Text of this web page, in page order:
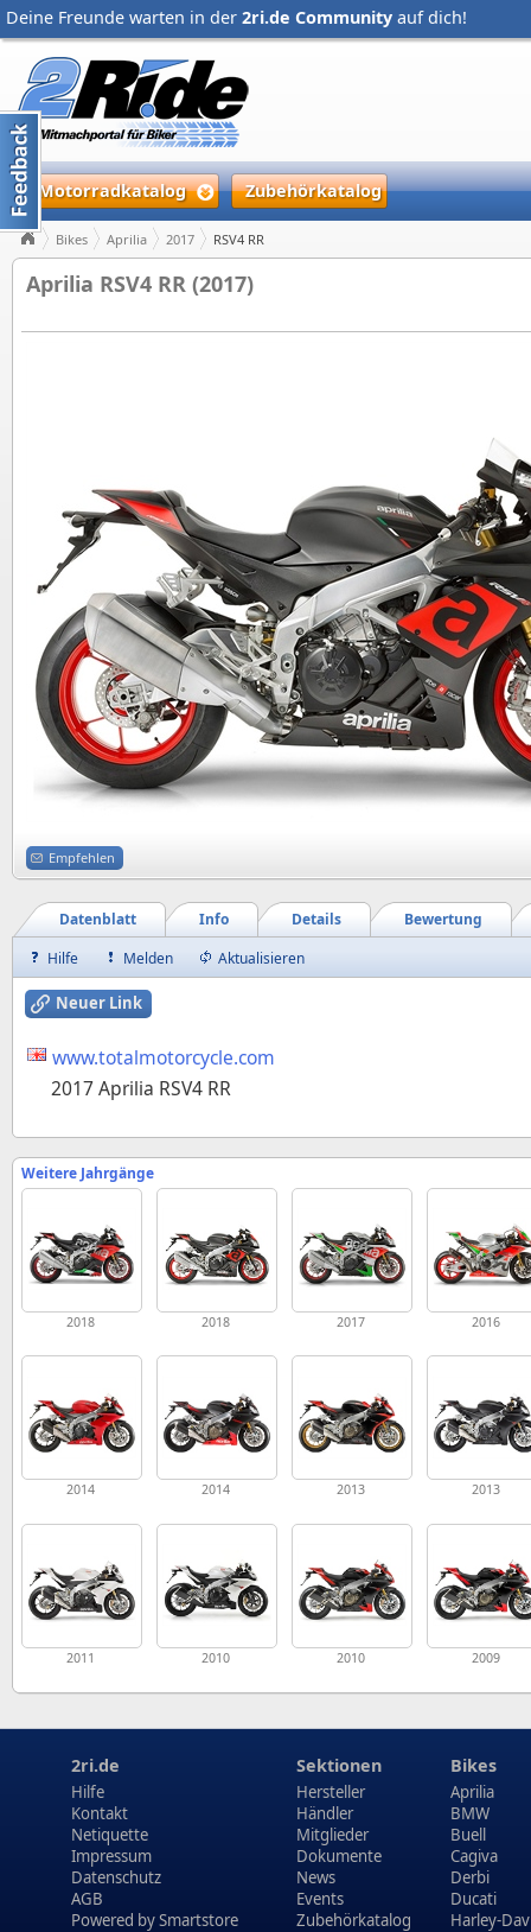
Deine Freunde warten in der 2ri.de Community auf dich!
Motorradkatalog Zubehörkatalog
Bikes Aprilia 2017 RSV4 RR
Aprilia RSV4 RR (2017)
Empfehlen
Bewertung
Details
Info
Datenblatt
Hilfe
Melden Aktualisieren
Neuer Link
www.totalmotorcycle.com
2017 Aprilia RSV4 RR
Weitere Jahrgänge
2018 2018 2017 2016
2014 2014 2013 2013
2011 2010 2010 2009
2ri.de
Hilfe
Kontakt
Netiquette
Impressum
Datenschutz
AGB
Powered bySmartstore
Sektionen
Hersteller
Händler
Mitglieder
Dokumente
News
Events
Zubehörkatalog
Bikes
Aprilia
BMW
Buell
Cagiva
Derbi
Ducati
Harley-